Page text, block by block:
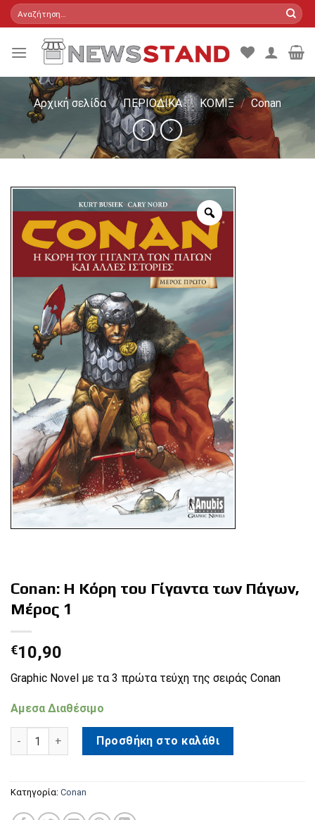
Skip
to
Αναζήτηση
για:
Αρχική σελίδα / ΠΕΡΙΟΔΙΚΑ / ΚΟΜΙΞ / Conan
Conan: Η Κόρη του Γίγαντα των Πάγων,
Μέρος 1
€10,90
Graphic Novel με τα 3 πρώτα τεύχη της σειράς Conan
Αμεσα Διαθέσιμο
Conan: Η Κόρη του Γίγαντα των Πάγων, Μέρος 1 ποσότητα
Προσθήκη στο καλάθι
Κατηγορία: Conan